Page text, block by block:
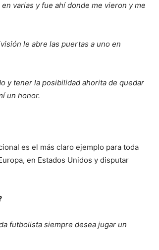
varias y fue ahí donde me vieron y me
le abre las puertas a uno en
y tener la posibilidad ahorita de quedar
un honor.
es el más claro ejemplo para toda
en Estados Unidos y disputar
futbolista siempre desea jugar un